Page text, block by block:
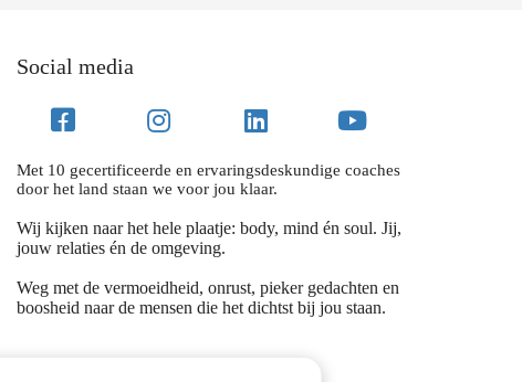
Social media
Met 10 gecertificeerde en ervaringsdeskundige coaches
door het land staan we voor jou klaar.
Wij kijken naar het hele plaatje: body, mind én soul. Jij,
jouw relaties én de omgeving.
Weg met de vermoeidheid, onrust, pieker gedachten en
boosheid naar de mensen die het dichtst bij jou staan.